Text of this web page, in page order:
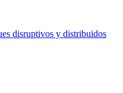
disruptivos y distribuidos